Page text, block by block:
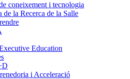
coneixement i tecnologia
de la Recerca de la Salle
Education
i Acceleració